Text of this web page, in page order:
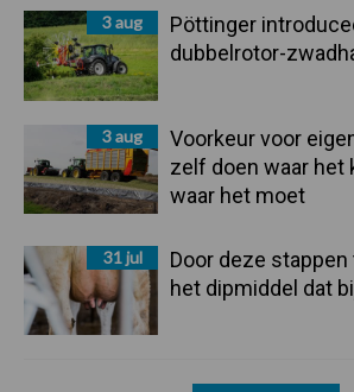
3 aug
Pöttinger
dubbelrotor-
3 aug
Voorkeur voor
zelf doen waar het
waar het moet
31 jul
Door deze
het dipmiddel dat